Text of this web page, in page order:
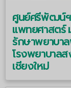
ศูนย์ศรีพัฒน์ฯ
แพทยศาสตร์
รักษาพยาบา
โรงพยาบาล
เชียงใหม่